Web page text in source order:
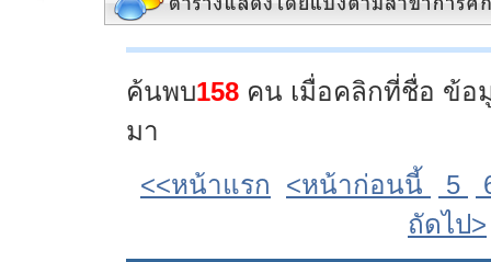
ค้นพบ158 คน เมื่อคลิกที่ชื่อ ข้อ
มา
<<หน้าแรก
<หน้าก่อนนี้ 5
ถัดไป>